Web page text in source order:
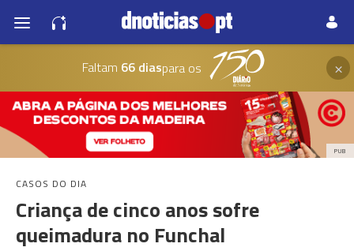
Faltam 66 diaspara os ×
PUB
CASOS DO DIA
Criança de cinco anos sofre
queimadura no Funchal